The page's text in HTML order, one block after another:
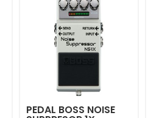
PEDAL BOSS NOISE